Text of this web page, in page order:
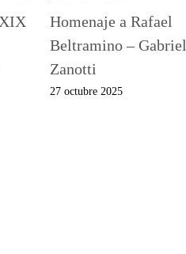
Homenaje a Rafael
Beltramino – Gabriel
Zanotti
27 octubre 2025